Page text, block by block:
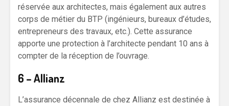
réservée aux architectes, mais également aux autres
corps de métier du BTP (ingénieurs, bureaux d’études,
entrepreneurs des travaux, etc.). Cette assurance
apporte une protection à l’architecte pendant 10 ans à
compter de la réception de l’ouvrage.
6 – Allianz
L’assurance décennale de chez Allianz est destinée à